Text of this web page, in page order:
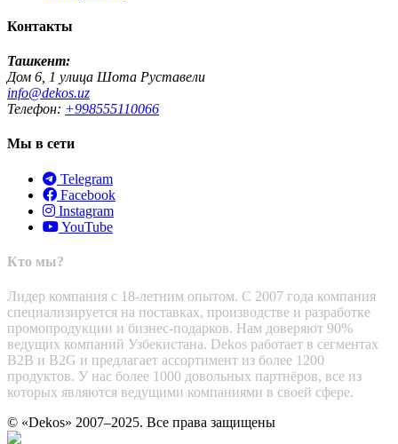
Контакты
Ташкент:
Дом 6, 1 улица Шота Руставели
info@dekos.uz
Телефон: +998555110066
Мы в сети
Telegram
Facebook
Instagram
YouTube
Кто мы?
Лидер компания с 18-летним опытом. С 2007 года компания
специализируется на поставках, производстве и разработке
промопродукции и бизнес-подарков. Нам доверяют 90%
ведущих компаний Узбекистана. Dekos работает в сегментах
B2B и B2G и предлагает ассортимент из более 1200
продуктов. У нас более 1000 довольных партнёров, все из
которых являются ведущими компаниями в своей сфере.
© «Dekos» 2007–2025. Все права защищены